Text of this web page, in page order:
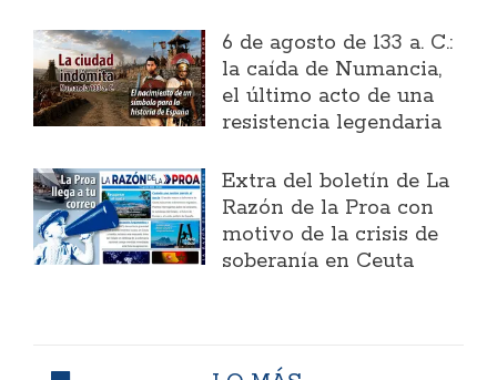
6 de agosto de 133 a. C.:
la caída de Numancia,
el último acto de una
resistencia legendaria
Extra del boletín de La
Razón de la Proa con
motivo de la crisis de
soberanía en Ceuta